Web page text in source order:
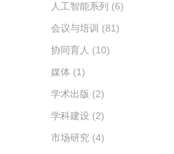
人工智能系列 (6)
会议与培训 (81)
协同育人 (10)
媒体 (1)
学术出版 (2)
学科建设 (2)
市场研究 (4)